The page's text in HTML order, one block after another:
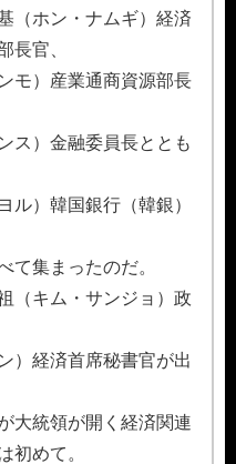
（ホン・ナムギ）経済
長官、
モ）産業通商資源部長
ス）金融委員長ととも
ル）韓国銀行（韓銀）
て集まったのだ。
（キム・サンジョ）政
）経済首席秘書官が出
大統領が開く経済関連
初めて。